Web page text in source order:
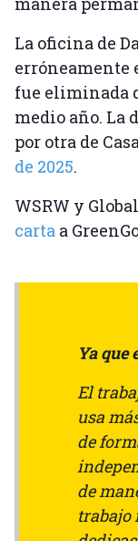
La oficina de
erróneamente
fue eliminada
medio año. La
por otra de
de 2025.
WSRW y
carta a
Ya que
El
usa
de
de
trabajo